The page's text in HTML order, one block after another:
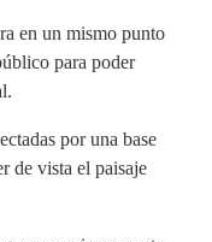
en un mismo punto
para poder
por una base
de vista el paisaje